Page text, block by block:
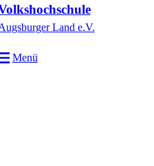
Land e.V.
Menü